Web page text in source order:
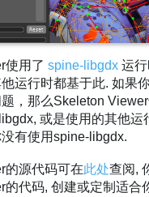
使用了spine-libgdx 运
运行时都基于此. 如果
，那么Skeleton
或是使用的其他运
有使用spine-libgdx.
的源代码可在此处查阅,
的代码, 创建或定制适合